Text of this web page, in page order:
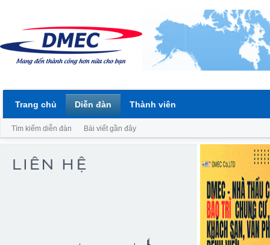
Trang chủ Diễn đàn
Tìm kiếm diễn đàn Bài viết gần đây
Thành viên